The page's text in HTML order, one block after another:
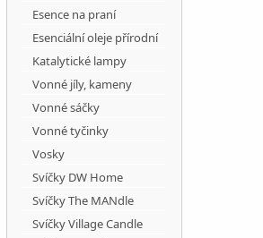
Esence na praní
Esenciální oleje přírodní
Katalytické lampy
Vonné jíly, kameny
Vonné sáčky
Vonné tyčinky
Vosky
Svíčky DW Home
Svíčky The MANdle
Svíčky Village Candle